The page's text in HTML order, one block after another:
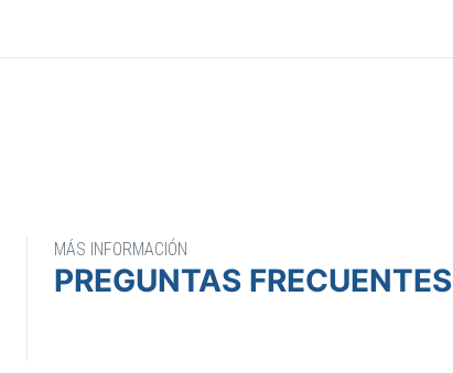
MÁS INFORMACIÓN
PREGUNTAS FRECUENTES